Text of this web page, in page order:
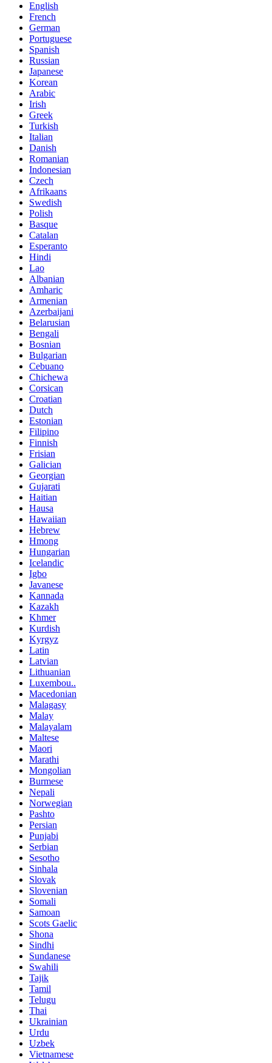
English
French
German
Portuguese
Spanish
Russian
Japanese
Korean
Arabic
Irish
Greek
Turkish
Italian
Danish
Romanian
Indonesian
Czech
Afrikaans
Swedish
Polish
Basque
Catalan
Esperanto
Hindi
Lao
Albanian
Amharic
Armenian
Azerbaijani
Belarusian
Bengali
Bosnian
Bulgarian
Cebuano
Chichewa
Corsican
Croatian
Dutch
Estonian
Filipino
Finnish
Frisian
Galician
Georgian
Gujarati
Haitian
Hausa
Hawaiian
Hebrew
Hmong
Hungarian
Icelandic
Igbo
Javanese
Kannada
Kazakh
Khmer
Kurdish
Kyrgyz
Latin
Latvian
Lithuanian
Luxembou..
Macedonian
Malagasy
Malay
Malayalam
Maltese
Maori
Marathi
Mongolian
Burmese
Nepali
Norwegian
Pashto
Persian
Punjabi
Serbian
Sesotho
Sinhala
Slovak
Slovenian
Somali
Samoan
Scots Gaelic
Shona
Sindhi
Sundanese
Swahili
Tajik
Tamil
Telugu
Thai
Ukrainian
Urdu
Uzbek
Vietnamese